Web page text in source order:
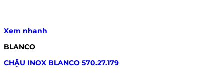
Xem nhanh
BLANCO
CHẬU INOX BLANCO 570.27.179